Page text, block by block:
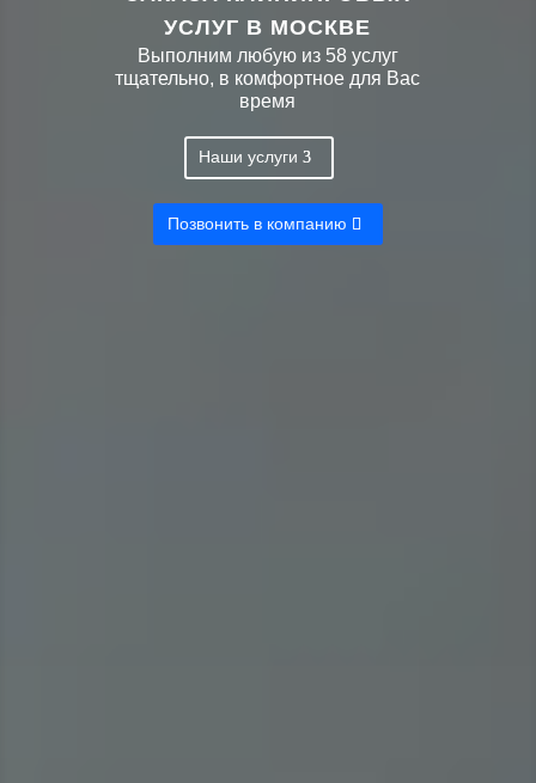
УСЛУГ В МОСКВЕ
Выполним любую из 58 услуг
тщательно, в комфортное для Вас
время
Наши услуги
Позвонить в компанию